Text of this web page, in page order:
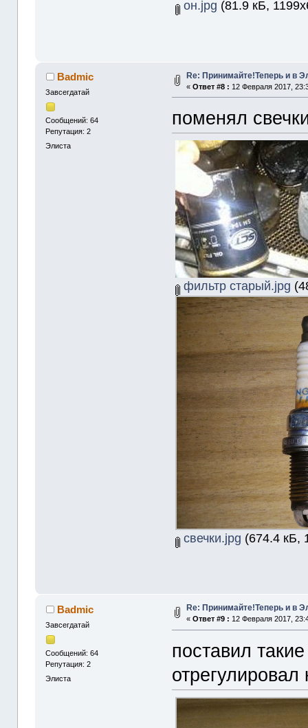
он.jpg (81.9 кБ,
Badmic
Завсегдатай
Сообщений: 64
Репутация: 2
Элиста
Re: Принимайте!Теперь и в
«Ответ #8 : 12 Февраля 2017,
поменял
фильтр старый.jpg
свечки.jpg (674.4 кБ,
Badmic
Завсегдатай
Сообщений: 64
Репутация: 2
Элиста
Re: Принимайте!Теперь и в
«Ответ #9 : 12 Февраля 2017,
поставил такие